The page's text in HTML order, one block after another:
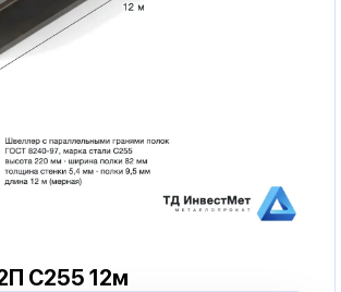
С255 12м